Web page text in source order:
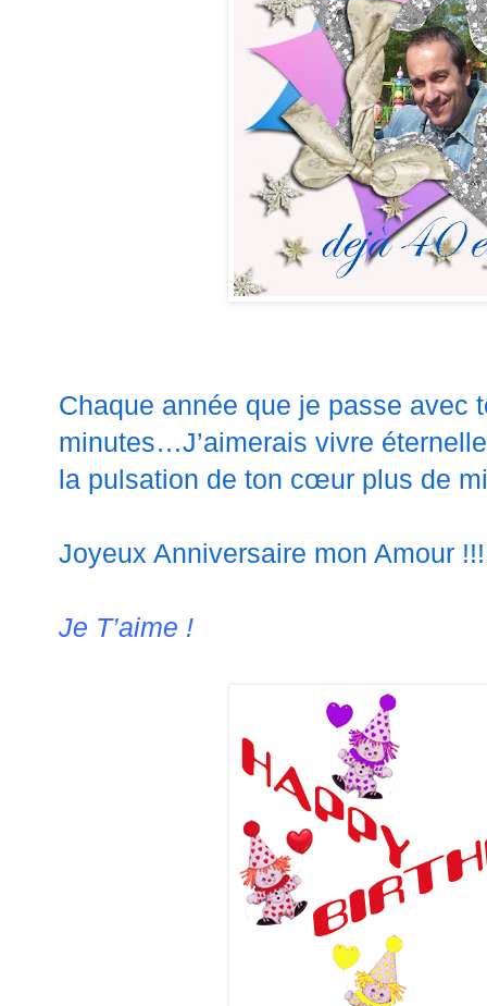
Chaque année que je passe avec
minutes…J’aimerais vivre
la pulsation de ton cœur plus de
Joyeux Anniversaire mon Amour !!!
Je T’aime !